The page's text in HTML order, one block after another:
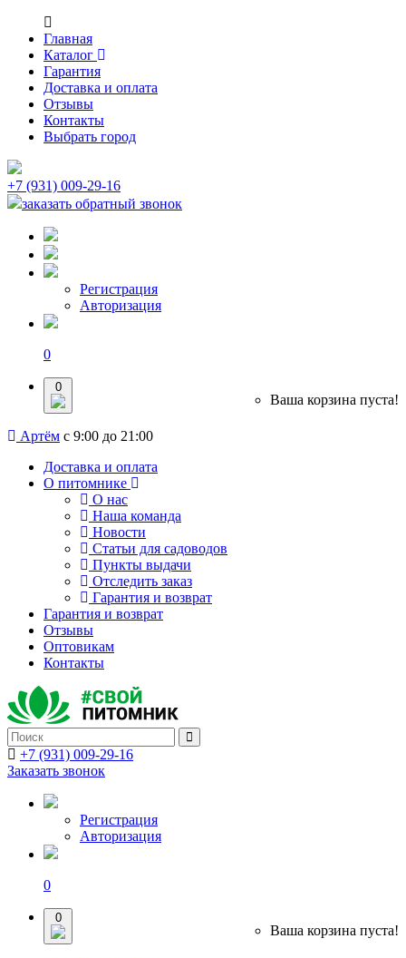
Главная
Каталог
Гарантия
Доставка и оплата
Отзывы
Контакты
Выбрать город
+7 (931) 009-29-16
заказать обратный звонок
Регистрация
Авторизация
0
0
Ваша корзина пуста!
Артём с 9:00 до 21:00
Доставка и оплата
О питомнике
О нас
Наша команда
Новости
Статьи для садоводов
Пункты выдачи
Отследить заказ
Гарантия и возврат
Гарантия и возврат
Отзывы
Оптовикам
Контакты
+7 (931) 009-29-16
Заказать звонок
Регистрация
Авторизация
0
0
Ваша корзина пуста!